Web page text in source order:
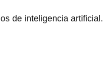
de inteligencia artificial.